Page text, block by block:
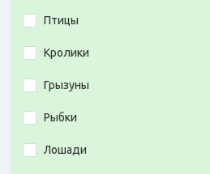
Птицы
Кролики
Грызуны
Рыбки
Лошади